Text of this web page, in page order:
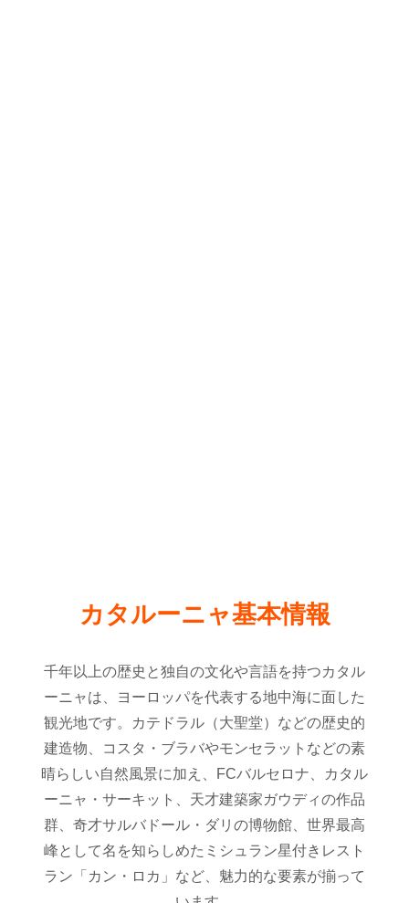
カタルーニャ基本情報
千年以上の歴史と独自の文化や言語を持つカタル
ーニャは、ヨーロッパを代表する地中海に面した
観光地です。カテドラル（大聖堂）などの歴史的
建造物、コスタ・ブラバやモンセラットなどの素
晴らしい自然風景に加え、FCバルセロナ、カタル
ーニャ・サーキット、天才建築家ガウディの作品
群、奇才サルバドール・ダリの博物館、世界最高
峰として名を知らしめたミシュラン星付きレスト
ラン「カン・ロカ」など、魅力的な要素が揃って